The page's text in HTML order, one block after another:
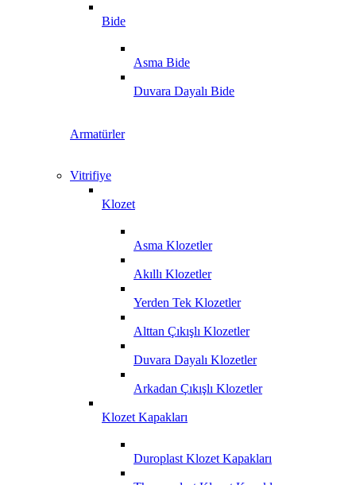
Bide
Asma Bide
Duvara Dayalı Bide
Armatürler
Vitrifiye
Klozet
Asma Klozetler
Akıllı Klozetler
Yerden Tek Klozetler
Alttan Çıkışlı Klozetler
Duvara Dayalı Klozetler
Arkadan Çıkışlı Klozetler
Klozet Kapakları
Duroplast Klozet Kapakları